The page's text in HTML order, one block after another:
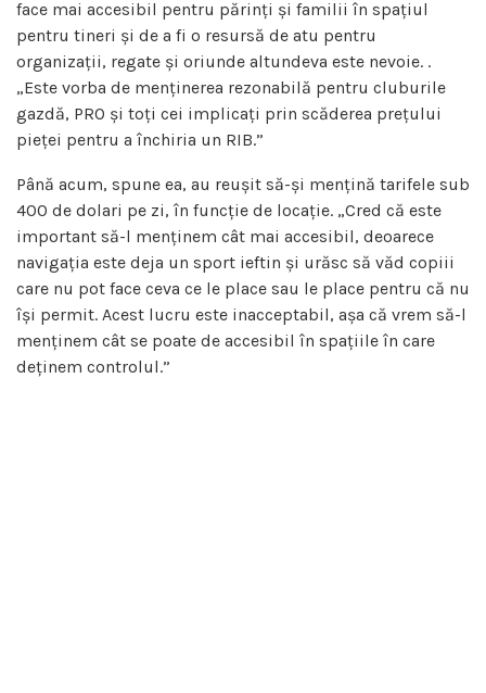
face mai accesibil pentru părinți și familii în spațiul
pentru tineri și de a fi o resursă de atu pentru
organizații, regate și oriunde altundeva este nevoie. .
„Este vorba de menținerea rezonabilă pentru cluburile
gazdă, PRO și toți cei implicați prin scăderea prețului
pieței pentru a închiria un RIB.”
Până acum, spune ea, au reușit să-și mențină tarifele sub
400 de dolari pe zi, în funcție de locație. „Cred că este
important să-l menținem cât mai accesibil, deoarece
navigația este deja un sport ieftin și urăsc să văd copiii
care nu pot face ceva ce le place sau le place pentru că nu
își permit. Acest lucru este inacceptabil, așa că vrem să-l
menținem cât se poate de accesibil în spațiile în care
deținem controlul.”